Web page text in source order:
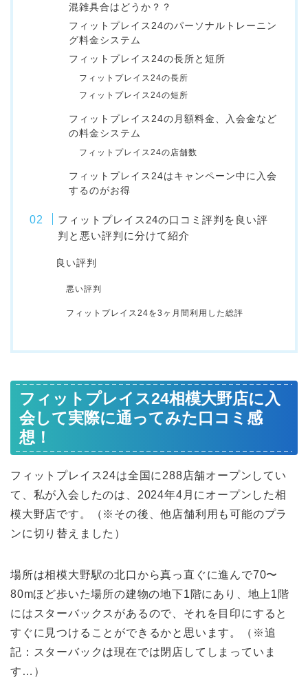
混雑具合はどうか？？
フィットプレイス24のパーソナルトレーニン
グ料金システム
フィットプレイス24の長所と短所
フィットプレイス24の長所
フィットプレイス24の短所
フィットプレイス24の月額料金、入会金など
の料金システム
フィットプレイス24の店舗数
フィットプレイス24はキャンペーン中に入会
するのがお得
フィットプレイス24の口コミ評判を良い評
判と悪い評判に分けて紹介
良い評判
悪い評判
フィットプレイス24を3ヶ月間利用した総評
フィットプレイス24相模大野店に入
会して実際に通ってみた口コミ感
想！
フィットプレイス24は全国に288店舗オープンしてい
て、私が入会したのは、2024年4月にオープンした相
模大野店です。（※その後、他店舗利用も可能のプラ
ンに切り替えました）
場所は相模大野駅の北口から真っ直ぐに進んで70〜
80mほど歩いた場所の建物の地下1階にあり、地上1階
にはスターバックスがあるので、それを目印にすると
すぐに見つけることができるかと思います。（※追
記：スターバックは現在では閉店してしまっていま
す…）